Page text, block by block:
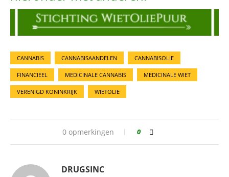
CANNABIS CANNABISAANDELEN CANNABISOLIE
FINANCIEEL MEDICINALE CANNABIS MEDICINALE WIET
VERENIGD KONINKRIJK WIETOLIE
0 opmerkingen 0
DRUGSINC